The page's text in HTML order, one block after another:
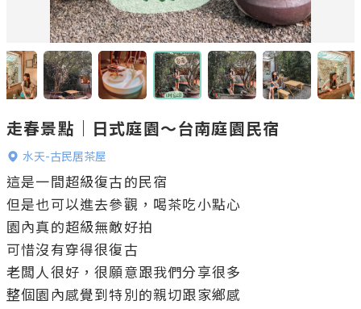
走春景點｜日式庭園～台南庭園民宿
水天-古民居茶屋
這是一間超級復古的民宿
但是也可以進去參觀，喝茶吃小點心
園內真的超級無敵好拍
可惜沒有穿得很復古
老闆人很好，很願意跟我們分享很多
整個園內感覺到特別的親切跟家鄉感